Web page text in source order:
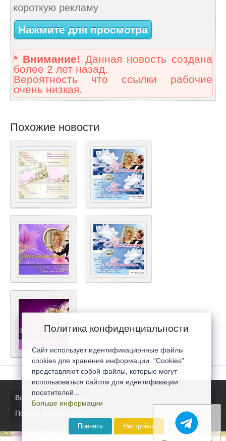
короткую рекламу
Нажмите для просмотра
* Внимание! Данная новость создана
более 2 лет назад.
Вероятность что ссылки рабочие
очень низкая.
Похожие новости
Все последние новости
Полная версия сайта
Политика конфиденциальности
Сайт использует идентификационные файлы
cookies для хранения информации. "Cookies"
представляют собой файлы, которые могут
использоваться сайтом для идентификации
посетителей...
Больше информации
Принять Настройка